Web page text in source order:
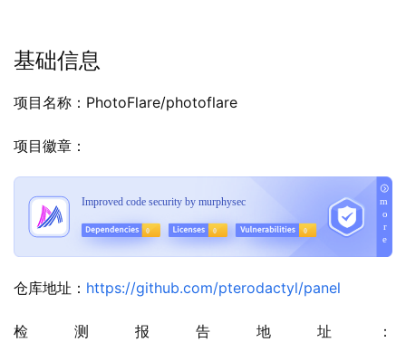
基础信息
项目名称：PhotoFlare/photoflare
项目徽章：
仓库地址： https://github.com/pterodactyl/panel
检测报告地址：